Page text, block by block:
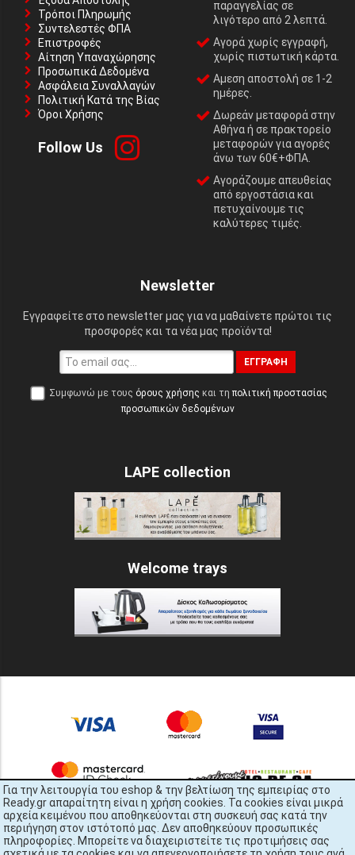
Για την λειτουργία του eshop & την βελτίωση της εμπειρίας στο
Ready.gr απαραίτητη είναι η χρήση cookies. Τα cookies είναι μικρά
αρχεία κειμένου που αποθηκεύονται στη συσκευή σας κατά την
περιήγηση στον ιστότοπό μας. Δεν αποθηκεύουν προσωπικές
πληροφορίες. Μπορείτε να διαχειριστείτε τις προτιμήσεις σας
Τρόποι Πληρωμής
Συντελεστές ΦΠΑ
Επιστροφές
Αίτηση Υπαναχώρησης
Προσωπικά Δεδομένα
Ασφάλεια Συναλλαγών
Πολιτική Κατά της Βίας
Όροι Χρήσης
Follow Us
παραγγελίας σε
λιγότερο από 2 λεπτά.
Αγορά χωρίς εγγραφή,
χωρίς πιστωτική κάρτα.
Αμεση αποστολή σε 1-2
ημέρες.
Δωρεάν μεταφορά στην
Αθήνα ή σε πρακτορείο
μεταφορών για αγορές
άνω των 60€+ΦΠΑ.
Αγοράζουμε απευθείας
από εργοστάσια και
πετυχαίνουμε τις
καλύτερες τιμές.
Newsletter
Εγγραφείτε στο newsletter μας για να μαθαίνετε πρώτοι τις
προσφορές και τα νέα μας προϊόντα!
ΕΓΓΡΑΦΉ
Συμφωνώ με τους όρους χρήσης και τη πολιτική προστασίας
προσωπικών δεδομένων
LAPE collection
Welcome trays